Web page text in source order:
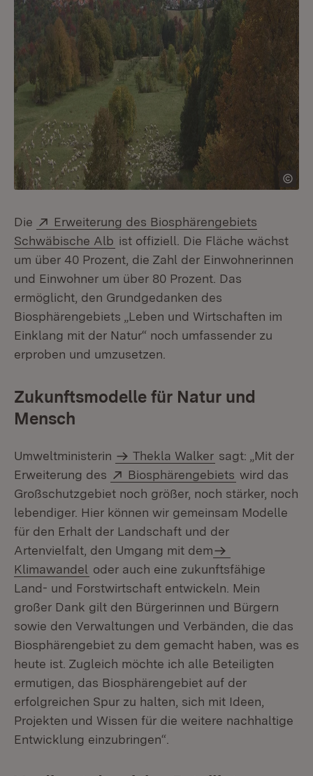
Die Extern:
Erweiterung des Biosphärengebiets
Schwäbische Alb (Öffnet in neuem Fenster)
ist offiziell. Die Fläche wächst
um über 40 Prozent, die Zahl der Einwohnerinnen
und Einwohner um über 80 Prozent. Das
ermöglicht, den Grundgedanken des
Biosphärengebiets „Leben und Wirtschaften im
Einklang mit der Natur“ noch umfassender zu
erproben und umzusetzen.
Zukunftsmodelle für Natur und
Mensch
Umweltministerin Thekla Walker sagt: „Mit der
Erweiterung des
Extern:
Biosphärengebiets (Öffnet in
wird das
Großschutzgebiet noch größer, noch stärker, noch
lebendiger. Hier können wir gemeinsam Modelle
für den Erhalt der Landschaft und der
Artenvielfalt, den Umgang mit dem
Klimawandel oder auch eine zukunftsfähige
Land- und Forstwirtschaft entwickeln. Mein
großer Dank gilt den Bürgerinnen und Bürgern
sowie den Verwaltungen und Verbänden, die das
Biosphärengebiet zu dem gemacht haben, was es
heute ist. Zugleich möchte ich alle Beteiligten
ermutigen, das Biosphärengebiet auf der
erfolgreichen Spur zu halten, sich mit Ideen,
Projekten und Wissen für die weitere nachhaltige
Entwicklung einzubringen“.